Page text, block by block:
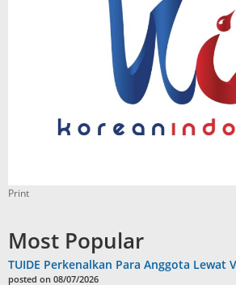
Print
Most Popular
TUIDE Perkenalkan Para Anggota Lewat
posted on 08/07/2026